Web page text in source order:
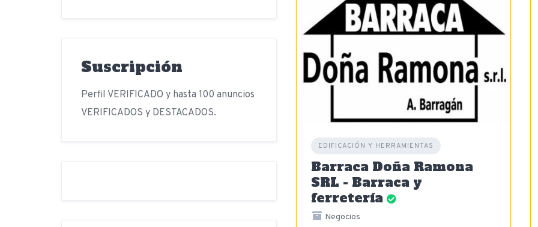
Suscripción
Perfil VERIFICADO y hasta 100 anuncios
VERIFICADOS y DESTACADOS.
EDIFICACIÓN Y HERRAMIENTAS
Barraca Doña Ramona
SRL - Barraca y
ferretería
Negocios